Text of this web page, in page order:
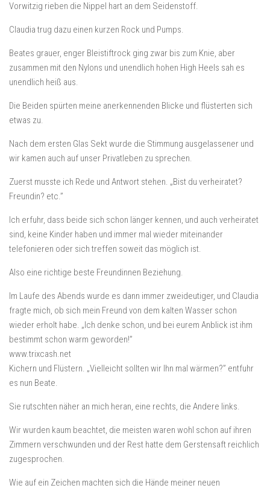
Vorwitzig rieben die Nippel hart an dem Seidenstoff.
Claudia trug dazu einen kurzen Rock und Pumps.
Beates grauer, enger Bleistiftrock ging zwar bis zum Knie, aber
zusammen mit den Nylons und unendlich hohen High Heels sah es
unendlich heiß aus.
Die Beiden spürten meine anerkennenden Blicke und flüsterten sich
etwas zu.
Nach dem ersten Glas Sekt wurde die Stimmung ausgelassener und
wir kamen auch auf unser Privatleben zu sprechen.
Zuerst musste ich Rede und Antwort stehen. „Bist du verheiratet?
Freundin? etc.”
Ich erfuhr, dass beide sich schon länger kennen, und auch verheiratet
sind, keine Kinder haben und immer mal wieder miteinander
telefonieren oder sich treffen soweit das möglich ist.
Also eine richtige beste Freundinnen Beziehung.
Im Laufe des Abends wurde es dann immer zweideutiger, und Claudia
fragte mich, ob sich mein Freund von dem kalten Wasser schon
wieder erholt habe. „Ich denke schon, und bei eurem Anblick ist ihm
bestimmt schon warm geworden!”
www.trixcash.net
Kichern und Flüstern. „Vielleicht sollten wir Ihn mal wärmen?” entfuhr
es nun Beate.
Sie rutschten näher an mich heran, eine rechts, die Andere links.
Wir wurden kaum beachtet, die meisten waren wohl schon auf ihren
Zimmern verschwunden und der Rest hatte dem Gerstensaft reichlich
zugesprochen.
Wie auf ein Zeichen machten sich die Hände meiner neuen